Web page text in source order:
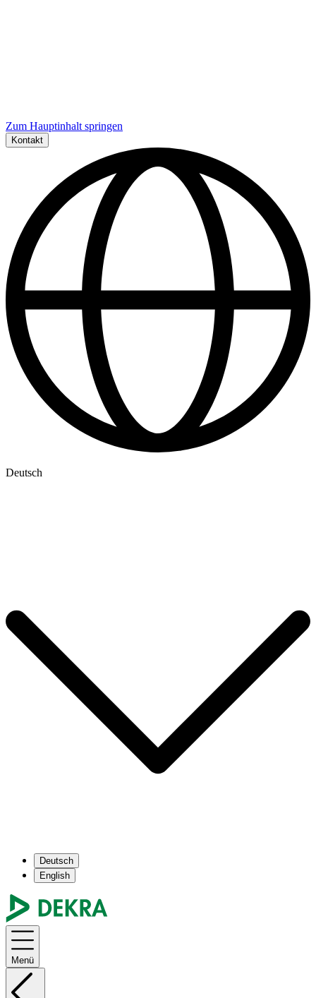
Zum Hauptinhalt springen
Kontakt
Deutsch
Deutsch
English
Menü